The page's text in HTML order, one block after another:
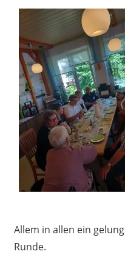
Allem in allen ein
Runde.